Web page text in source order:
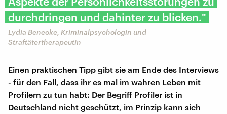
durchdringen und dahinter zu blicken."
Lydia Benecke, Kriminalpsychologin und
Straftätertherapeutin
Einen praktischen Tipp gibt sie am Ende des Interviews
- für den Fall, dass ihr es mal im wahren Leben mit
Profilern zu tun habt: Der Begriff Profiler ist in
Deutschland nicht geschützt, im Prinzip kann sich